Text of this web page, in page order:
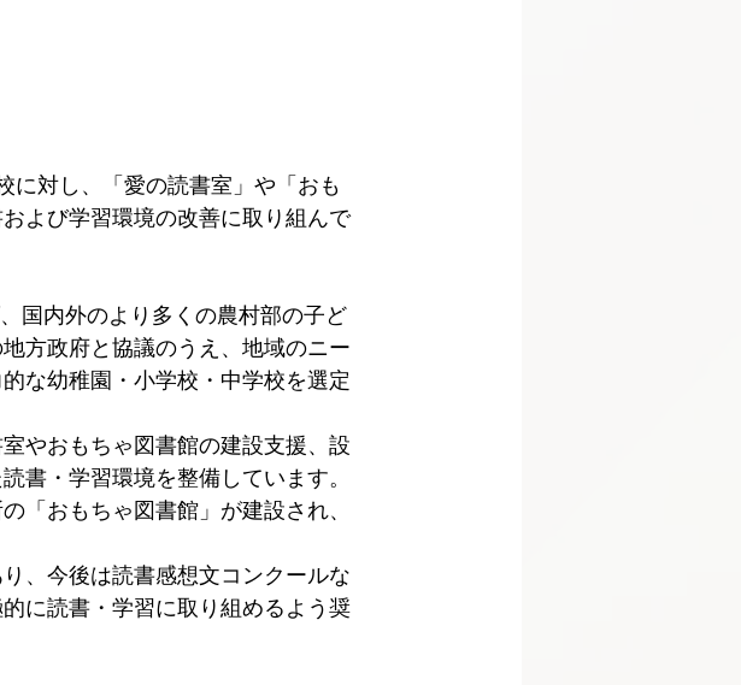
に対し、「愛の読書室」や「おも
よび学習環境の改善に取り組んで
国内外のより多くの農村部の子ど
方政府と協議のうえ、地域のニー
な幼稚園・小学校・中学校を選定
やおもちゃ図書館の建設支援、設
書・学習環境を整備しています。
「おもちゃ図書館」が建設され、
、今後は読書感想文コンクールな
に読書・学習に取り組めるよう奨